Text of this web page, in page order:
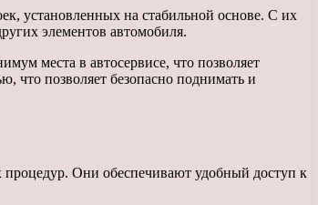
установленных на стабильной основе. С их
элементов автомобиля.
места в автосервисе, что позволяет
что позволяет безопасно поднимать и
Они обеспечивают удобный доступ к